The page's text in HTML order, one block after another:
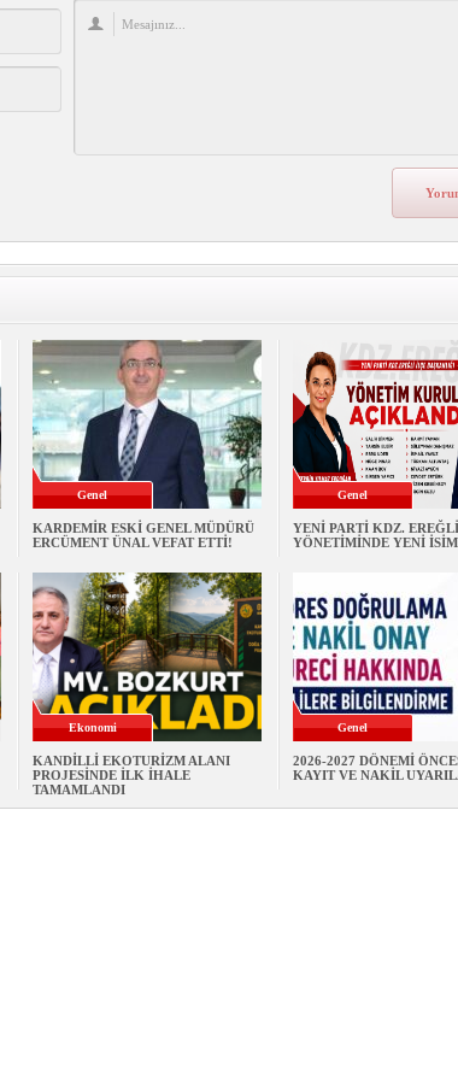
Genel
KARDEMİR ESKİ GENEL MÜDÜRÜ
ERCÜMENT ÜNAL VEFAT ETTİ!
Genel
YENİ PARTİ KDZ. EREĞLİ
YÖNETİMİNDE YENİ
Ekonomi
KANDİLLİ EKOTURİZM ALANI
PROJESİNDE İLK İHALE
TAMAMLANDI
Genel
2026-2027 DÖNEMİ
KAYIT VE NAKİL